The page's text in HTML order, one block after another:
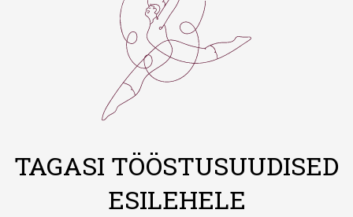
TAGASI TÖÖSTUSUUDISED
ESILEHELE